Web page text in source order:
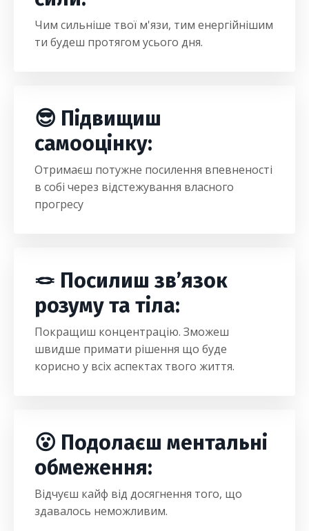
Чим сильніше твої м'язи, тим енергійнішим
ти будеш протягом усього дня.
😎 Підвищиш
самооцінку:
Отримаєш потужне посилення впевненості
в собі через відстежування власного
прогресу
🪢 Посилиш зв’язок
розуму та тіла:
Покращиш концентрацію. Зможеш
швидше примати рішення що буде
корисно у всіх аспектах твого життя.
😮 Подолаєш ментальні
обмеження:
Відчуєш кайф від досягнення того, що
здавалось неможливим.